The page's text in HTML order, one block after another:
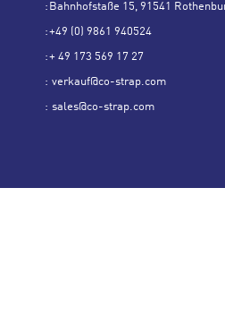
: Bahnhofstaße 15, 91541
:+49 (0) 9861 940524
:+ 49 173 569 17 27
: verkauf@co-strap.com
: sales@co-strap.com